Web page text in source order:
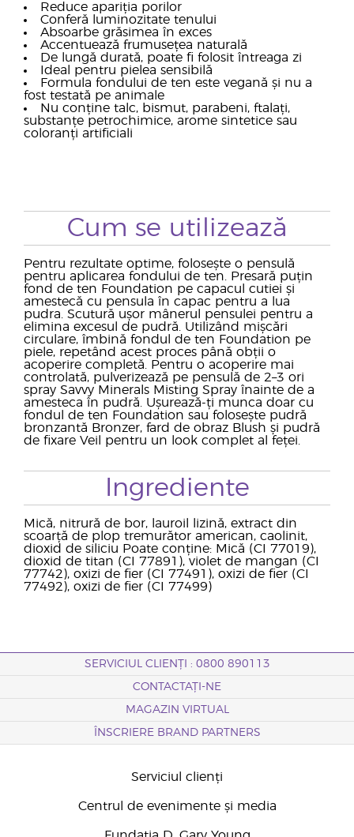
Reduce apariția porilor
Conferă luminozitate tenului
Absoarbe grăsimea în exces
Accentuează frumusețea naturală
De lungă durată, poate fi folosit întreaga zi
Ideal pentru pielea sensibilă
Formula fondului de ten este vegană și nu a
fost testată pe animale
Nu conține talc, bismut, parabeni, ftalați,
substanțe petrochimice, arome sintetice sau
coloranți artificiali
Cum se utilizează
Pentru rezultate optime, folosește o pensulă
pentru aplicarea fondului de ten. Presară puțin
fond de ten Foundation pe capacul cutiei și
amestecă cu pensula în capac pentru a lua
pudra. Scutură ușor mânerul pensulei pentru a
elimina excesul de pudră. Utilizând mișcări
circulare, îmbină fondul de ten Foundation pe
piele, repetând acest proces până obții o
acoperire completă. Pentru o acoperire mai
controlată, pulverizează pe pensulă de 2–3 ori
spray Savvy Minerals Misting Spray înainte de a
amesteca în pudră. Ușurează-ți munca doar cu
fondul de ten Foundation sau folosește pudră
bronzantă Bronzer, fard de obraz Blush și pudră
de fixare Veil pentru un look complet al feței.
Ingrediente
Mică, nitrură de bor, lauroil lizină, extract din
scoarță de plop tremurător american, caolinit,
dioxid de siliciu Poate conține: Mică (CI 77019),
dioxid de titan (CI 77891), violet de mangan (CI
77742), oxizi de fier (CI 77491), oxizi de fier (CI
77492), oxizi de fier (CI 77499)
SERVICIUL CLIENȚI : 0800 890113
CONTACTAȚI-NE
MAGAZIN VIRTUAL
ÎNSCRIERE BRAND PARTNERS
Serviciul clienți
Centrul de evenimente și media